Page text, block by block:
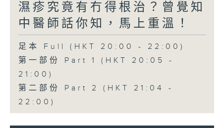
濕疹究竟有冇得根治？曾覺知
中醫師話你知，馬上重溫！
足本 Full (HKT 20:00 - 22:00)
第一部份 Part 1 (HKT 20:05 -
21:00)
第二部份 Part 2 (HKT 21:04 -
22:00)